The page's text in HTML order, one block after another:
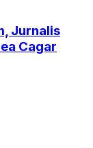
Jurnalis
Cagar